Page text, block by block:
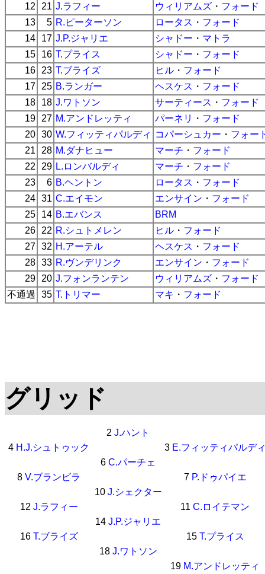
12
21 J.ラフィー ウィリアムズ ・ フォード
13
5 R.ピーターソン ロータス ・ フォード
14
17 J.P.ジャリエ シャドー ・ マトラ
15
16 T.プライス シャドー ・ フォード
16
23 T.ブライズ ヒル ・ フォード
17
25 B.ランガー ヘスケス ・ フォード
18
18 J.ワトソン サーティース ・ フォード
19
27 M.アンドレッティ パーネリ ・ フォード
20 30 W.フィッティパルディ コパーシュカー ・ フォー
21
28 M.ダナヒュー マーチ ・ フォード
22
29 L.ロンバルディ マーチ ・ フォード
23
6 B.ヘントン ロータス ・ フォード
24 31 C.エイモン エンサイン ・ フォード
25
14 B.エバンス
BRM
26
22 R.シュトメレン ヒル ・ フォード
27 32 H.アーテル ヘスケス ・ フォード
28 33 R.ヴンデリンク エンサイン ・ フォード
29
20 J.フォンランテン ウィリアムズ ・ フォード
不通過
35 T.トリマー マキ ・ フォード
グリッド
2J.ハント
4 H.J.シュトゥック 3 E.フィッティパルデ
6C.パーチェ
8V.ブランビラ 7 P.ドゥパイエ
10 J.シェクター
12 J.ラフィー 11C.ロイテマン
14J.P.ジャリエ
16 T.ブライズ 15 T.プライス
18 J.ワトソン
19 M.アンドレッティ